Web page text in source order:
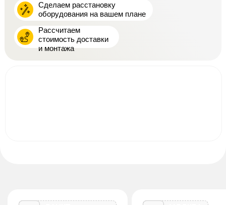
Сделаем расстановку
оборудования на вашем плане
Рассчитаем
стоимость доставки
и монтажа